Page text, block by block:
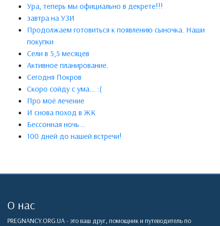
Ура, теперь мы официально в декрете!!!
завтра на УЗИ
Продолжаем готовиться к появлению сыночка. Наши
покупки
Сели в 5,5 месяцев
Активное планирование.
Сегодня Покров
Скоро сойду с ума... :(
Про моё лечение
И снова поход в ЖК
Бессонная ночь...
100 дней до нашей встречи!
О нас
PREGNANCY.ORG.UA - это ваш друг, помощник и путеводитель по